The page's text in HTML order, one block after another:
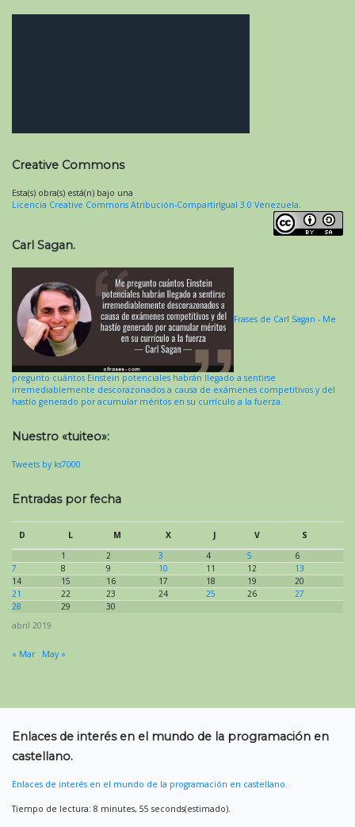
Creative Commons
Esta(s) obra(s) está(n) bajo una
Licencia Creative Commons Atribución-CompartirIgual 3.0 Venezuela.
Carl Sagan.
Frases de Carl Sagan - Me
pregunto cuántos Einstein potenciales habrán llegado a sentirse
irremediablemente descorazonados a causa de exámenes competitivos y del
hastío generado por acumular méritos en su currículo a la fuerza.
Nuestro «tuiteo»:
Tweets by ks7000
Entradas por fecha
abril 2019
D L M X J V
S
1
2 3 4 5
6
7
8 9 10 11 12
13
14
15 16 17 18 19
20
21
22 23 24 25 26
27
28
29 30
« Mar May »
Enlaces de interés en el mundo de la programación en
castellano.
Enlaces de interés en el mundo de la programación en castellano.
Tiempo de lectura: 8 minutes, 55 seconds(estimado).